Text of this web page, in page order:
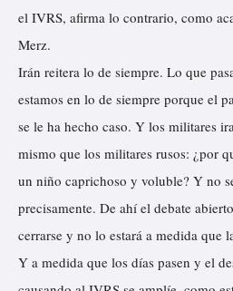
el IVRS, afirma lo contrario, como
Merz.
Irán reitera lo de siempre. Lo que
estamos en lo de siempre porque el
se le ha hecho caso. Y los militares
mismo que los militares rusos: ¿por
un niño caprichoso y voluble? Y no
precisamente. De ahí el debate
cerrarse y no lo estará a medida que
Y a medida que los días pasen y el